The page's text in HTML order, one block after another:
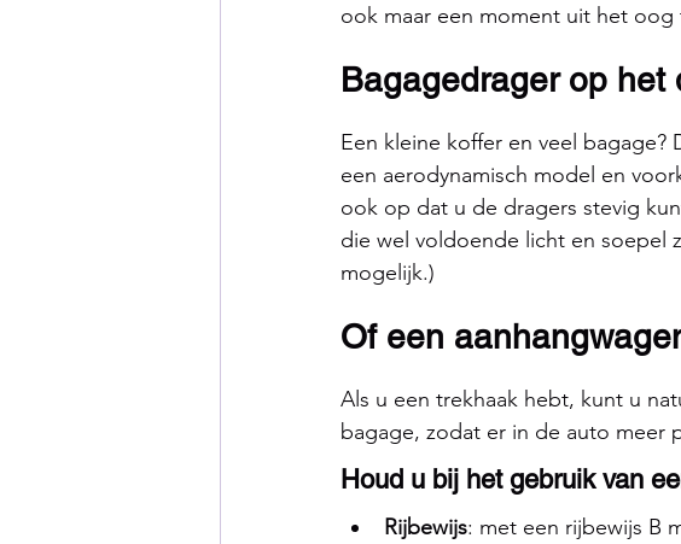
ook maar een moment uit het oog
Bagagedrager op het
Een kleine koffer en veel bagage?
een aerodynamisch model en
ook op dat u de dragers stevig
die wel voldoende licht en soepel
mogelijk.)
Of een
Als u een trekhaak hebt, kunt u
bagage, zodat er in de auto meer
Houd u bij het gebruik van
Rijbewijs: met een rijbewijs B